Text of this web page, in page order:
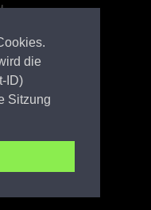
die
ID)
Sitzung